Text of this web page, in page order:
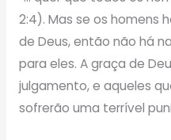
2:4). Mas se os homens
de Deus, então não há
para eles. A graça de
julgamento, e aqueles
sofrerão uma terrível